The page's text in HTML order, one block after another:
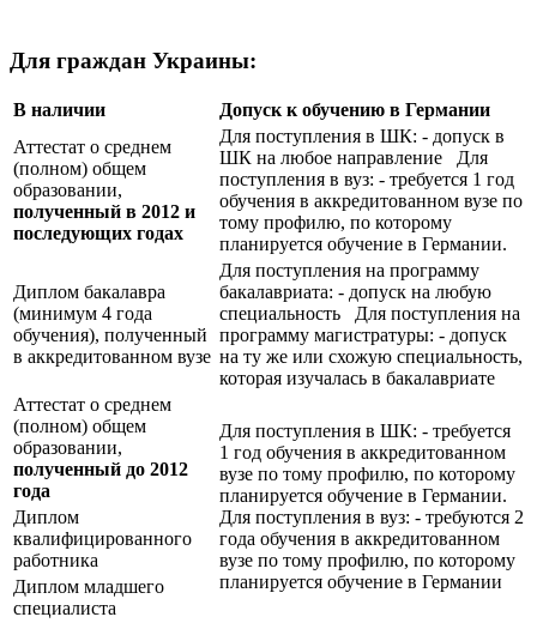
Для граждан Украины:
В наличии
Допуск к обучению в Германии
Аттестат о среднем
(полном) общем
образовании,
полученный в 2012 и
последующих годах
Для поступления в ШК: - допуск в
ШК на любое направление Для
поступления в вуз: - требуется 1 год
обучения в аккредитованном вузе по
тому профилю, по которому
планируется обучение в Германии.
Диплом бакалавра
(минимум 4 года
обучения), полученный
в аккредитованном вузе
Для поступления на программу
бакалавриата: - допуск на любую
специальность Для поступления на
программу магистратуры: - допуск
на ту же или схожую специальность,
которая изучалась в бакалавриате
Аттестат о среднем
(полном) общем
образовании,
полученный до 2012
года
Для поступления в ШК: - требуется
1 год обучения в аккредитованном
вузе по тому профилю, по которому
планируется обучение в Германии.
Для поступления в вуз: - требуются 2
года обучения в аккредитованном
вузе по тому профилю, по которому
планируется обучение в Германии
Диплом
квалифицированного
работника
Диплом младшего
специалиста